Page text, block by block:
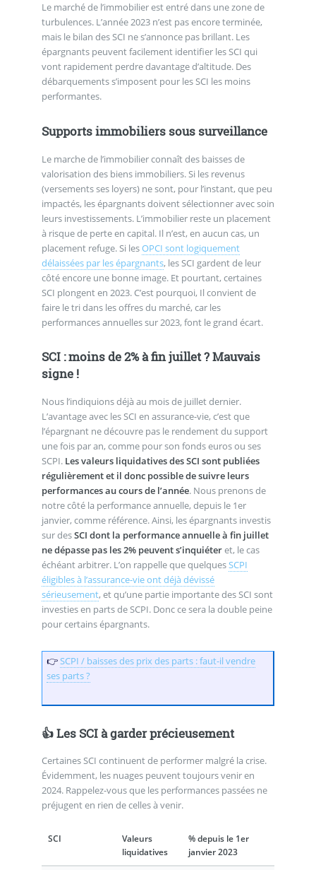
Le marché de l’immobilier est entré dans une zone de
turbulences. L’année 2023 n’est pas encore terminée,
mais le bilan des SCI ne s’annonce pas brillant. Les
épargnants peuvent facilement identifier les SCI qui
vont rapidement perdre davantage d’altitude. Des
débarquements s’imposent pour les SCI les moins
performantes.
Supports immobiliers sous surveillance
Le marche de l’immobilier connaît des baisses de
valorisation des biens immobiliers. Si les revenus
(versements ses loyers) ne sont, pour l’instant, que peu
impactés, les épargnants doivent sélectionner avec soin
leurs investissements. L’immobilier reste un placement
à risque de perte en capital. Il n’est, en aucun cas, un
placement refuge. Si lesOPCI sont logiquement
délaissées par les épargnants, les SCI gardent de leur
côté encore une bonne image. Et pourtant, certaines
SCI plongent en 2023. C’est pourquoi, Il convient de
faire le tri dans les offres du marché, car les
performances annuelles sur 2023, font le grand écart.
SCI : moins de 2% à fin juillet ? Mauvais
signe !
Nous l’indiquions déjà au mois de juillet dernier.
L’avantage avec les SCI en assurance-vie, c’est que
l’épargnant ne découvre pas le rendement du support
une fois par an, comme pour son fonds euros ou ses
SCPI. Les valeurs liquidatives des SCI sont publiées
régulièrement et il donc possible de suivre leurs
performances au cours de l’année. Nous prenons de
notre côté la performance annuelle, depuis le 1er
janvier, comme référence. Ainsi, les épargnants investis
sur desSCI dont la performance annuelle à fin juillet
ne dépasse pas les 2% peuvent s’inquiéteret, le cas
échéant arbitrer. L’on rappelle que quelquesSCPI
éligibles à l’assurance-vie ont déjà dévissé
sérieusement, et qu’une partie importante des SCI sont
investies en parts de SCPI. Donc ce sera la double peine
pour certains épargnants.
👉SCPI / baisses des prix des parts : faut-il vendre
ses parts ?
👍 Les SCI à garder précieusement
Certaines SCI continuent de performer malgré la crise.
Évidemment, les nuages peuvent toujours venir en
2024. Rappelez-vous que les performances passées ne
préjugent en rien de celles à venir.
SCI
Valeurs
liquidatives
% depuis le 1er
janvier 2023